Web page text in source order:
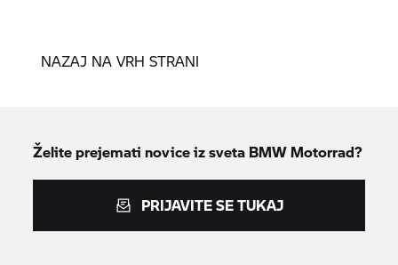
NAZAJ NA VRH STRANI
Želite prejemati novice iz sveta BMW Motorrad?
PRIJAVITE SE TUKAJ